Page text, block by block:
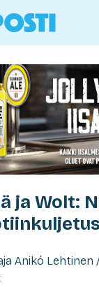
ja Wolt:
Anikó Lehtinen